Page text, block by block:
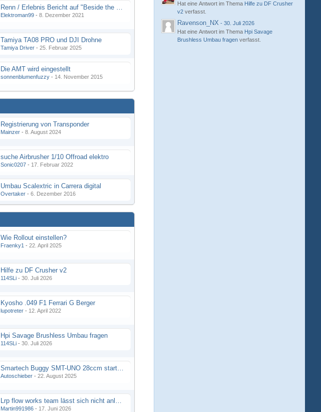
Renn / Erlebnis Bericht auf "Beside the Race"
Elektroman99 - 8. Dezember 2021
Tamiya TA08 PRO und DJI Drohne
Tamiya Driver - 25. Februar 2025
Die AMT wird eingestellt
sonnenblumenfuzzy - 14. November 2015
Registrierung von Transponder
Mainzer - 8. August 2024
suche Airbrusher 1/10 Offroad elektro
Sonic0207 - 17. Februar 2022
Umbau Scalextric in Carrera digital
Overtaker - 6. Dezember 2016
Wie Rollout einstellen?
Fraenky1 - 22. April 2025
Hilfe zu DF Crusher v2
114SLi - 30. Juli 2026
Kyosho .049 F1 Ferrari G Berger
lupotreter - 12. April 2022
Hpi Savage Brushless Umbau fragen
114SLi - 30. Juli 2026
Smartech Buggy SMT-UNO 28ccm startet nicht
Autoschieber - 22. August 2025
Lrp flow works team lässt sich nicht anlernen
Martin991986 - 17. Juni 2026
Hat eine Antwort im Thema Hilfe zu DF Crusher
v2 verfasst.
Ravenson_NX - 30. Juli 2026
Hat eine Antwort im Thema Hpi Savage
Brushless Umbau fragen verfasst.